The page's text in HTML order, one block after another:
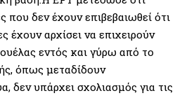
που δεν έχουν επιβεβαιωθεί ότι
έχουν αρχίσει να επιχειρούν
εντός και γύρω από το
όπως μεταδίδουν
δεν υπάρχει σχολιασμός για τις